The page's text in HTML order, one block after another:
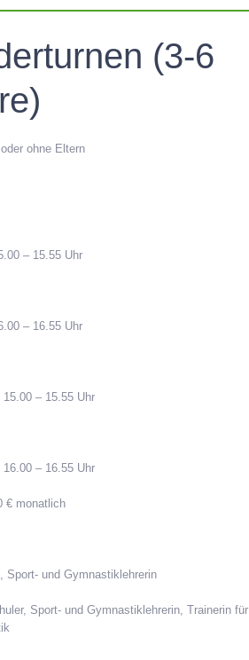
(3-6
ohne Eltern
– 15.55 Uhr
– 16.55 Uhr
15.00 – 15.55 Uhr
16.00 – 16.55 Uhr
€ monatlich
Sport- und Gymnastiklehrerin
Sport- und Gymnastiklehrerin, Trainerin für